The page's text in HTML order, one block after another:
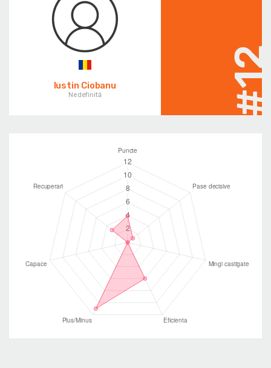
Iustin Ciobanu
Nedefinită